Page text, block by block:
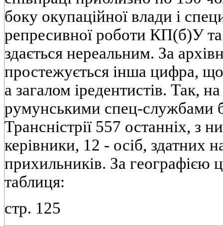
боку окупаційної влади і
репресивної роботи КП(б)У
здається нереальним. За
простежується інша цифра,
а загалом іредентистів. Так,
румунськими спец-службами
Трансністрії 557 останніх, з
керівники, 12 - осіб, здатних
прихильників. За географією
таблиця:
стр. 125